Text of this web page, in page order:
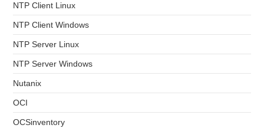
NTP Client Linux
NTP Client Windows
NTP Server Linux
NTP Server Windows
Nutanix
OCI
OCSinventory